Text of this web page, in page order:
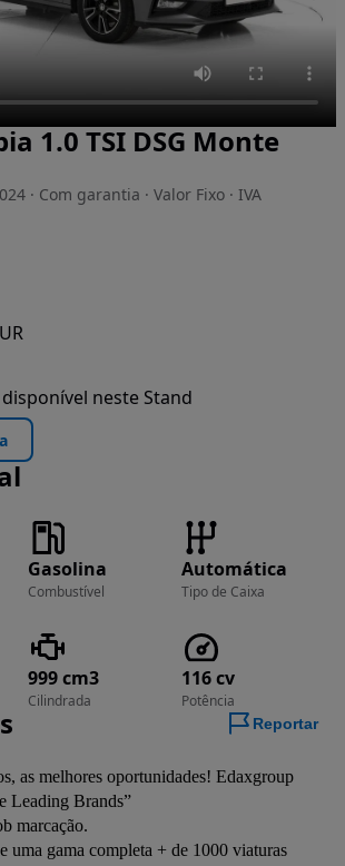
1.0 TSI DSG Monte
· Com garantia · Valor Fixo · IVA
neste Stand
Gasolina
Combustível
Automática
Tipo de Caixa
999 cm3
Cilindrada
116 cv
Potência
Reportar
as melhores oportunidades! Edaxgroup
Leading Brands”
marcação.
uma gama completa + de 1000 viaturas